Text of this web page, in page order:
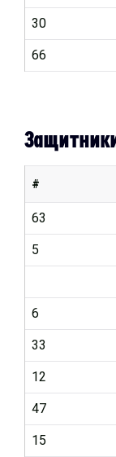
30
66
#
63
5
6
33
12
47
15